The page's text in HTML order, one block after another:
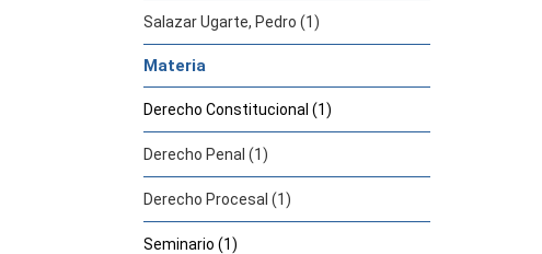
Salazar Ugarte, Pedro (1)
Materia
Derecho Constitucional (1)
Derecho Penal (1)
Derecho Procesal (1)
Seminario (1)